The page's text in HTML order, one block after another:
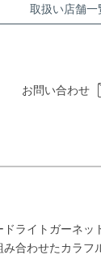
取扱い店舗一
お問い合わせ
ライトガーネッ
合わせたカラフ